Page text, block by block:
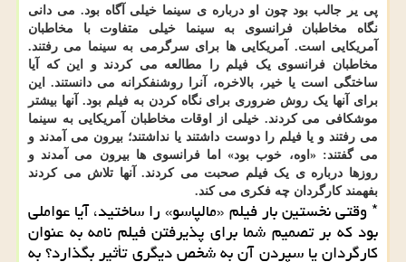
پی یر جالب بود چون او درباره ی سینما خیلی آگاه بود. می دانی
نگاه مخاطبان فرانسوی به سینما خیلی متفاوت با مخاطبان
آمریکایی است. آمریکایی ها برای سرگرمی به سینما می رفتند.
مخاطبان فرانسوی یک فیلم را مطالعه می کردند و این که آیا
ساختگی است یا خیر، بالاخره، آنرا روشنفکرانه می دانستند. این
برای آنها یک روش ضروری برای نگاه کردن به فیلم بود. آنها بیشتر
موشکافی می کردند. خیلی از اوقات مخاطبان آمریکایی به سینما
می رفتند و یا فیلم را دوست داشتند یا نداشتند؛ بیرون می آمدند و
می گفتند: «اوه، خوب بود» اما فرانسوی ها بیرون می آمدند و
روزها درباره ی یک فیلم صحبت می کردند. آنها تلاش می کردند
بفهمند کارگردان چه فکری می کند.
* وقتی نخستین بار فیلم «مالپاسو» را ساختید، آیا عواملی
بود که بر تصمیم شما برای پذیرفتن فیلم نامه به عنوان
کارگردان یا سپردن آن به شخص دیگری تأثیر بگذارد؟ به